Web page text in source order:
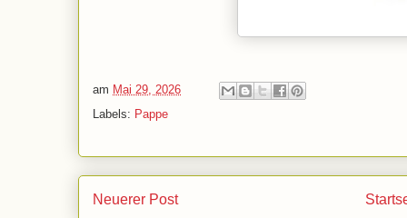
am Mai 29, 2026
Labels: Pappe
Neuerer Post